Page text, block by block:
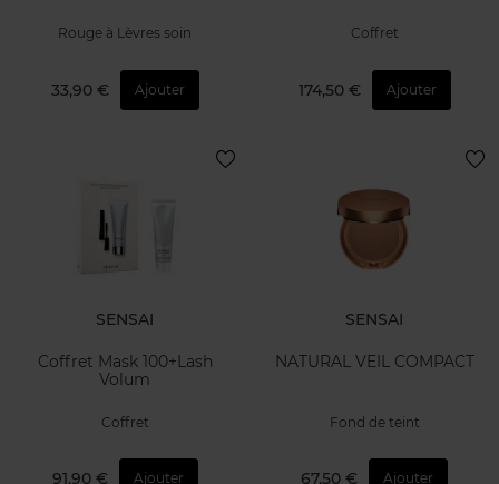
Rouge à Lèvres soin
33,90 € Ajouter
Coffret
174,50 € Ajouter
SENSAI
Coffret Mask 100+Lash
Volum
Coffret
91,90 € Ajouter
SENSAI
NATURAL VEIL COMPACT
Fond de teint
67,50 € Ajouter